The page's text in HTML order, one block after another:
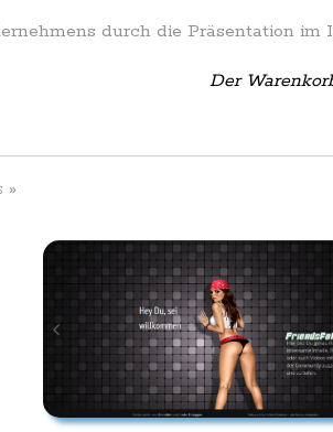
durch die Präsentation im
Der
»